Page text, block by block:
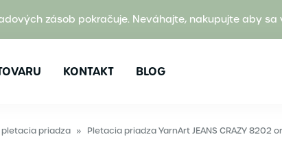
zásob pokračuje. Neváhajte, nakupujte aby sa
KONTAKT BLOG
priadza » Pletacia priadza YarnArt JEANS CRAZY 8202